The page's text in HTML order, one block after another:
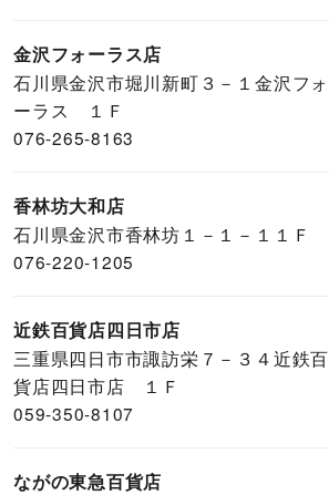
金沢フォーラス店
石川県金沢市堀川新町３－１金沢フォ
ーラス １Ｆ
076-265-8163
香林坊大和店
石川県金沢市香林坊１－１－１１Ｆ
076-220-1205
近鉄百貨店四日市店
三重県四日市市諏訪栄７－３４近鉄百
貨店四日市店 １Ｆ
059-350-8107
ながの東急百貨店